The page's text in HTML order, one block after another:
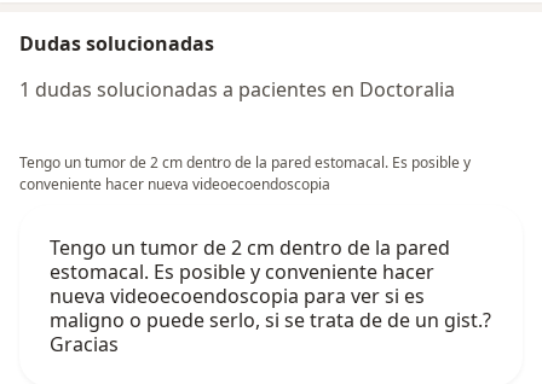
Dudas solucionadas
1 dudas solucionadas a pacientes en Doctoralia
Tengo un tumor de 2 cm dentro de la pared estomacal. Es posible y
conveniente hacer nueva videoecoendoscopia
Tengo un tumor de 2 cm dentro de la pared
estomacal. Es posible y conveniente hacer
nueva videoecoendoscopia para ver si es
maligno o puede serlo, si se trata de de un gist.?
Gracias